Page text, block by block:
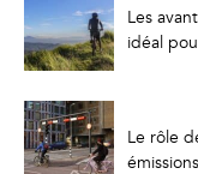
Les
idéal
Le rôle